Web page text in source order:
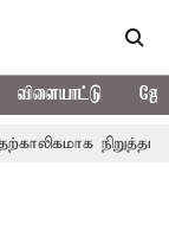
விளையாட்டு
நிறுத்தம்